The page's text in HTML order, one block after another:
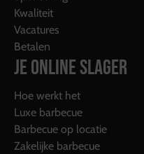
Kwaliteit
Vacatures
Betalen
JE ONLINE SLAGER
Hoe werkt het
Luxe barbecue
Barbecue op locatie
Zakelijke barbecue